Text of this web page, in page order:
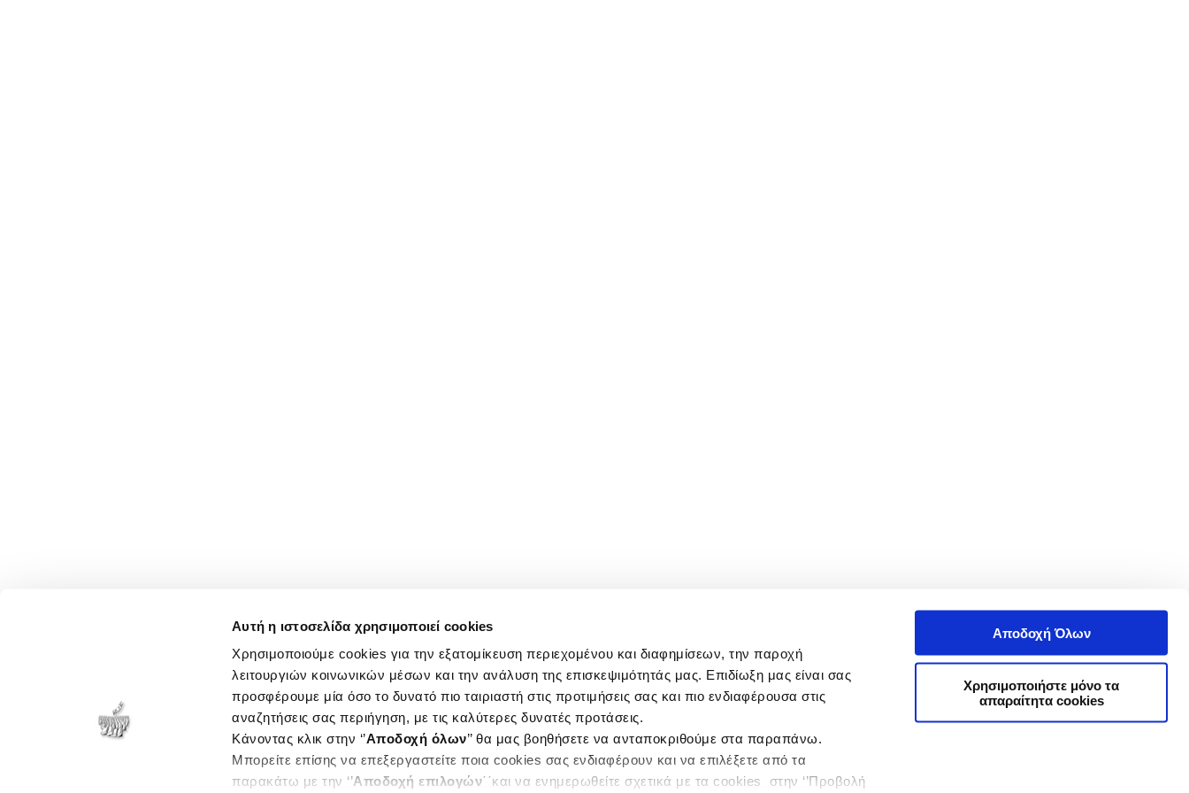
Αυτή η ιστοσελίδα χρησιμοποιεί cookies
Χρησιμοποιούμε cookies για την εξατομίκευση περιεχομένου και διαφημίσεων, την παροχή
λειτουργιών κοινωνικών μέσων και την ανάλυση της επισκεψιμότητάς μας. Επιδίωξη μας είναι σας
προσφέρουμε μία όσο το δυνατό πιο ταιριαστή στις προτιμήσεις σας και πιο ενδιαφέρουσα στις
αναζητήσεις σας περιήγηση, με τις καλύτερες δυνατές προτάσεις.
Κάνοντας κλικ στην ‘’Αποδοχή όλων’’ θα μας βοηθήσετε να ανταποκριθούμε στα παραπάνω.
Μπορείτε επίσης να επεξεργαστείτε ποια cookies σας ενδιαφέρουν και να επιλέξετε από τα
παρακάτω με την ‘’Αποδοχή επιλογών΄΄και να ενημερωθείτε σχετικά με τα cookies στην ‘’Προβολή
Αποδοχή Όλων
Χρησιμοποιήστε μόνο τα
απαραίτητα cookies